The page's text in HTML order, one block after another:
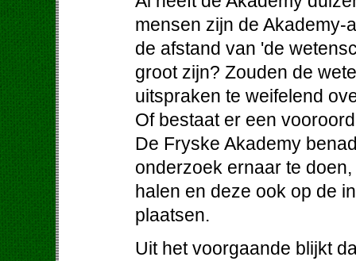
mensen zijn de Akademy-
de afstand van 'de
groot zijn? Zouden de
uitspraken te weifelend
Of bestaat er een
De Fryske Akademy
onderzoek ernaar te
halen en deze ook op de
plaatsen.
Uit het voorgaande blijkt